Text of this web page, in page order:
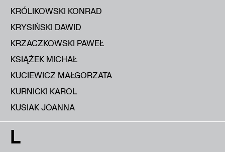
KRÓLIKOWSKI KONRAD
KRYSIŃSKI DAWID
KRZACZKOWSKI PAWEŁ
KSIĄŻEK MICHAŁ
KUCIEWICZ MAŁGORZATA
KURNICKI KAROL
KUSIAK JOANNA
L